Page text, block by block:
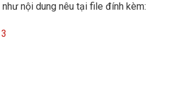
nội dung nêu tại file đính kèm: